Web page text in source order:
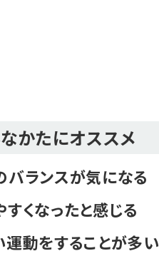
かたにオススメ
バランスが気になる
すくなったと感じる
運動をすることが多い